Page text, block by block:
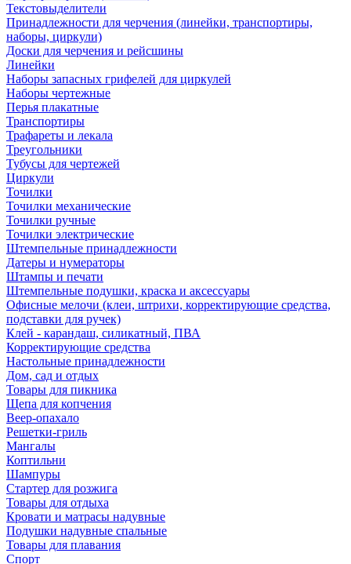
Текстовыделители
Принадлежности для черчения (линейки, транспортиры,
наборы, циркули)
Доски для черчения и рейсшины
Линейки
Наборы запасных грифелей для циркулей
Наборы чертежные
Перья плакатные
Транспортиры
Трафареты и лекала
Треугольники
Тубусы для чертежей
Циркули
Точилки
Точилки механические
Точилки ручные
Точилки электрические
Штемпельные принадлежности
Датеры и нумераторы
Штампы и печати
Штемпельные подушки, краска и аксессуары
Офисные мелочи (клеи, штрихи, корректирующие средства,
подставки для ручек)
Клей - карандаш, силикатный, ПВА
Корректирующие средства
Настольные принадлежности
Дом, сад и отдых
Товары для пикника
Щепа для копчения
Веер-опахало
Решетки-гриль
Мангалы
Коптильни
Шампуры
Стартер для розжига
Товары для отдыха
Кровати и матрасы надувные
Подушки надувные спальные
Товары для плавания
Спорт